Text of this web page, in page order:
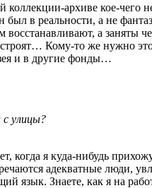
архиве кое-чего
в реальности, а не
а заняты
Кому-то же нужно
и в другие фонды…
улицы?
когда я куда-нибудь
адекватные люди,
язык. Знаете, как я на